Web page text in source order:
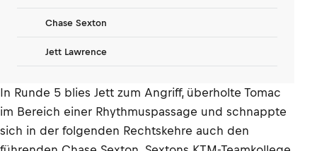
Chase Sexton
Jett Lawrence
In Runde 5 blies Jett zum Angriff, überholte Tomac
im Bereich einer Rhythmuspassage und schnappte
sich in der folgenden Rechtskehre auch den